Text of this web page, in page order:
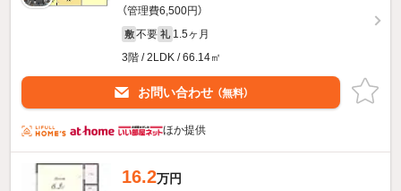
（管理費6,500円）
敷 不要 礼 1.5ヶ月
3階 / 2LDK / 66.14㎡
お問い合わせ （無料）
ほか提供
16.2万円